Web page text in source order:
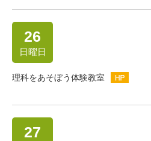
26
日曜日
理科をあそぼう体験教室
27